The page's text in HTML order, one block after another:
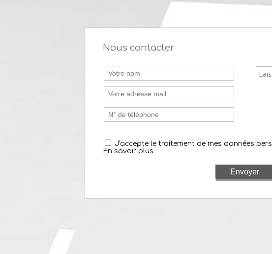
Nous contacter
J'accepte le traitement de mes données
En savoir plus